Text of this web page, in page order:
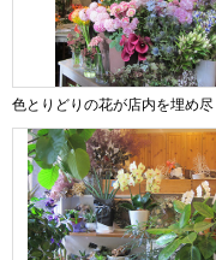
色とりどりの花が店内を埋め尽